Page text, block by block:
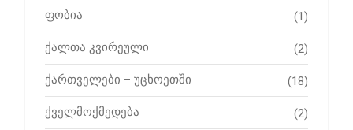
ფობია (1)
ქალთა კვირეული (2)
ქართველები – უცხოეთში (18)
ქველმოქმედება (2)